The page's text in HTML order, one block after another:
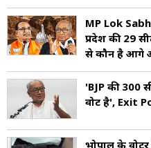
MP Lok
प्रदेश की 29
से कौन है आगे
'BJP की 300
वोट है', Exit
भोपाल के